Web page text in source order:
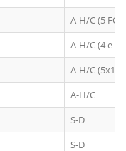
A-H/C (5
A-H/C (4 e 5
A-H/C
A-H/C
S-D
S-D